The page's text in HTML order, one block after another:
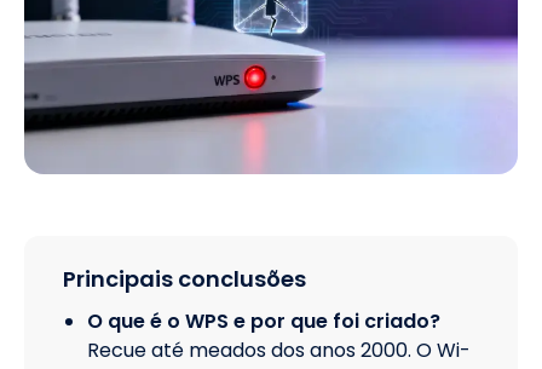
Principais conclusões
O que é o WPS e por que foi criado?
Recue até meados dos anos 2000. O Wi-